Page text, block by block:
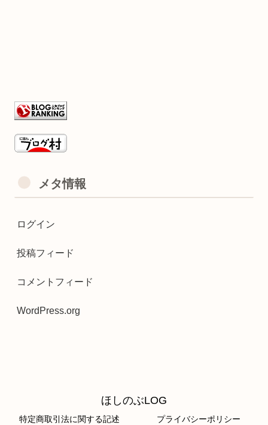
メタ情報
ログイン
投稿フィード
コメントフィード
WordPress.org
ほしのぶLOG
特定商取引法に関する記述 プライバシーポリシー